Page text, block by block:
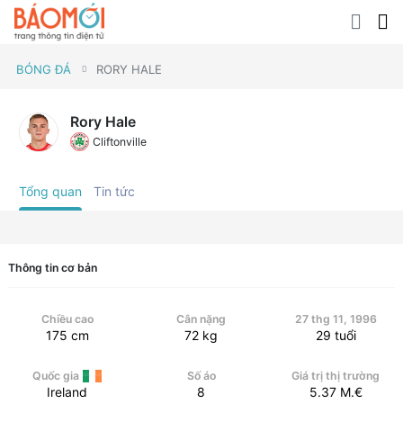
BÓNG ĐÁ RORY HALE
Rory Hale
Cliftonville
Tổng quan Tin tức
Thông tin cơ bản
Chiều cao
175 cm
Cân nặng
72 kg
27 thg 11, 1996
29 tuổi
Quốc gia
Ireland
Số áo
8
Giá trị thị trường
5.37 M.€